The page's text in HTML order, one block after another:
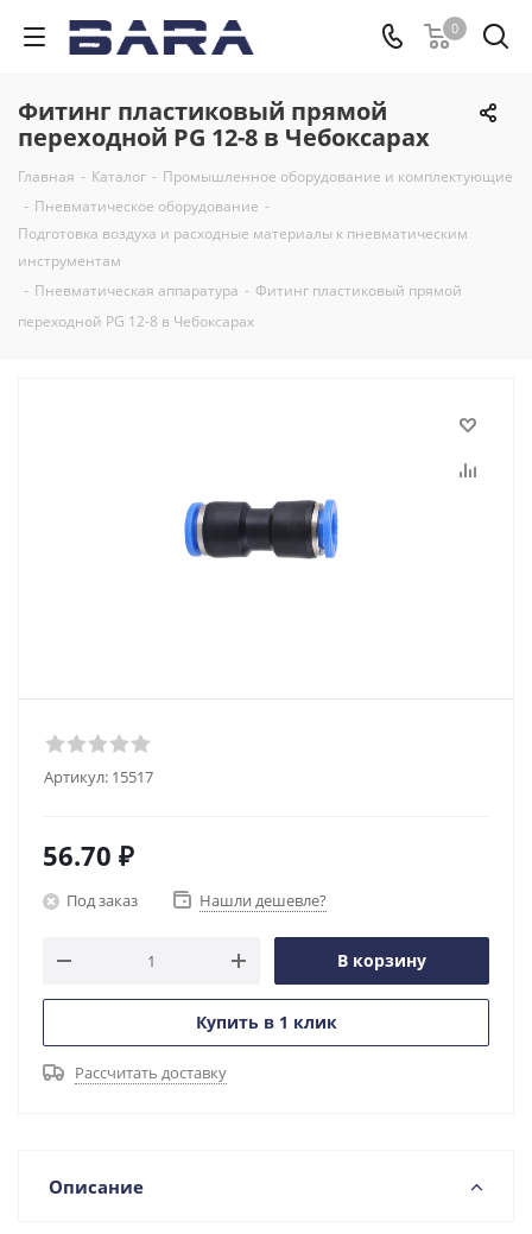
0
Фитинг пластиковый прямой
переходной PG 12-8 в Чебоксарах
Главная - Каталог - Промышленное оборудование и комплектующие
- Пневматическое оборудование -
Подготовка воздуха и расходные материалы к пневматическим
инструментам
- Пневматическая аппаратура - Фитинг пластиковый прямой
переходной PG 12-8 в Чебоксарах
Артикул: 15517
56.70 ₽
Под заказ Нашли дешевле?
В корзину
Купить в 1 клик
Рассчитать доставку
Описание